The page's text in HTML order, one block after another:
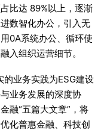
比达 89%以上，逐渐
数智化办公，引入无
0A系统办公、循环使
入组织运营细节。
业务实践为ESG建设
业务发展的深度协
融“五篇大文章”，将
化普惠金融、科技创